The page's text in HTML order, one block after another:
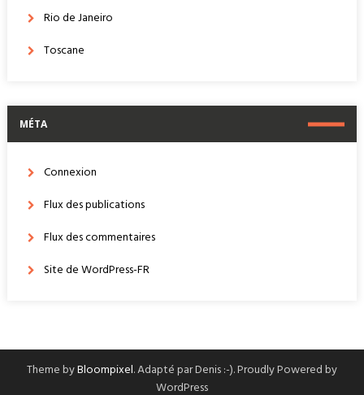
Rio de Janeiro
Toscane
MÉTA
Connexion
Flux des publications
Flux des commentaires
Site de WordPress-FR
Theme byBloompixel. Adapté par Denis :-). Proudly Powered by
WordPress